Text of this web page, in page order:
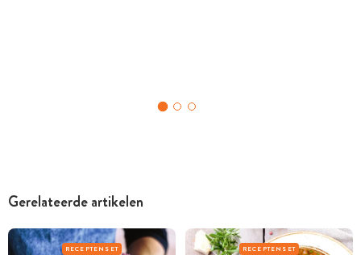
Gerelateerde artikelen
RECEPTENSET RECEPTENSET